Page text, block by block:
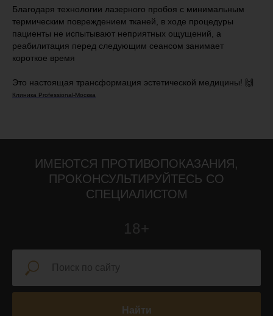
Благодаря технологии лазерного пробоя с минимальным
термическим повреждением тканей, в ходе процедуры
пациенты не испытывают неприятных ощущений, а
реабилитация перед следующим сеансом занимает
короткое время
Это настоящая трансформация эстетической медицины! 🙌
Клиника Professional-Москва
ИМЕЮТСЯ ПРОТИВОПОКАЗАНИЯ,
ПРОКОНСУЛЬТИРУЙТЕСЬ СО
СПЕЦИАЛИСТОМ
18+
Найти